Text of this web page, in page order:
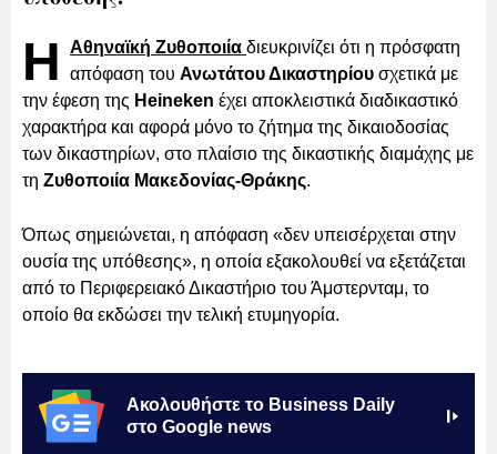
Η Αθηναϊκή Ζυθοποιία διευκρινίζει ότι η πρόσφατη
απόφαση του Ανωτάτου Δικαστηρίου σχετικά με
την έφεση της Heineken έχει αποκλειστικά διαδικαστικό
χαρακτήρα και αφορά μόνο το ζήτημα της δικαιοδοσίας
των δικαστηρίων, στο πλαίσιο της δικαστικής διαμάχης με
τη Ζυθοποιία Μακεδονίας-Θράκης.
Όπως σημειώνεται, η απόφαση «δεν υπεισέρχεται στην
ουσία της υπόθεσης», η οποία εξακολουθεί να εξετάζεται
από το Περιφερειακό Δικαστήριο του Άμστερνταμ, το
οποίο θα εκδώσει την τελική ετυμηγορία.
Ακολουθήστε το Business Daily
στο Google news